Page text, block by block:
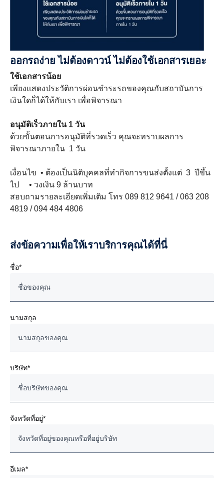
ออกรถง่าย ไม่ต้องดาวน์ ไม่ต้องใช้เอกสารเยอะ
ใช้เอกสารน้อย
เพียงแสดงประวัติการผ่อนชำระรถของคุณกับสถาบันการ
เงินใดก็ได้ให้กับเรา เพื่อพิจารณา
อนุมัติเร็วภายใน 1 วัน
ด้วยขั้นตอนการอนุมัติที่รวดเร็ว คุณจะทราบผลการ
พิจารณาภายใน 1 วัน
เงื่อนไข • ต้องเป็นนิติบุคคลที่ทำกิจการขนส่งตั้งแต่ 3 ปีขึ้น
ไป • วงเงิน 9 ล้านบาท
สอบถามรายละเอียดเพิ่มเติม โทร 089 812 9641 / 063 208
4819 / 094 484 4806
ส่งข้อความเพื่อให้เราบริการคุณได้ที่นี่
ชื่อ*
นามสกุล
บริษัท*
จังหวัดที่อยู่*
อีเมล*